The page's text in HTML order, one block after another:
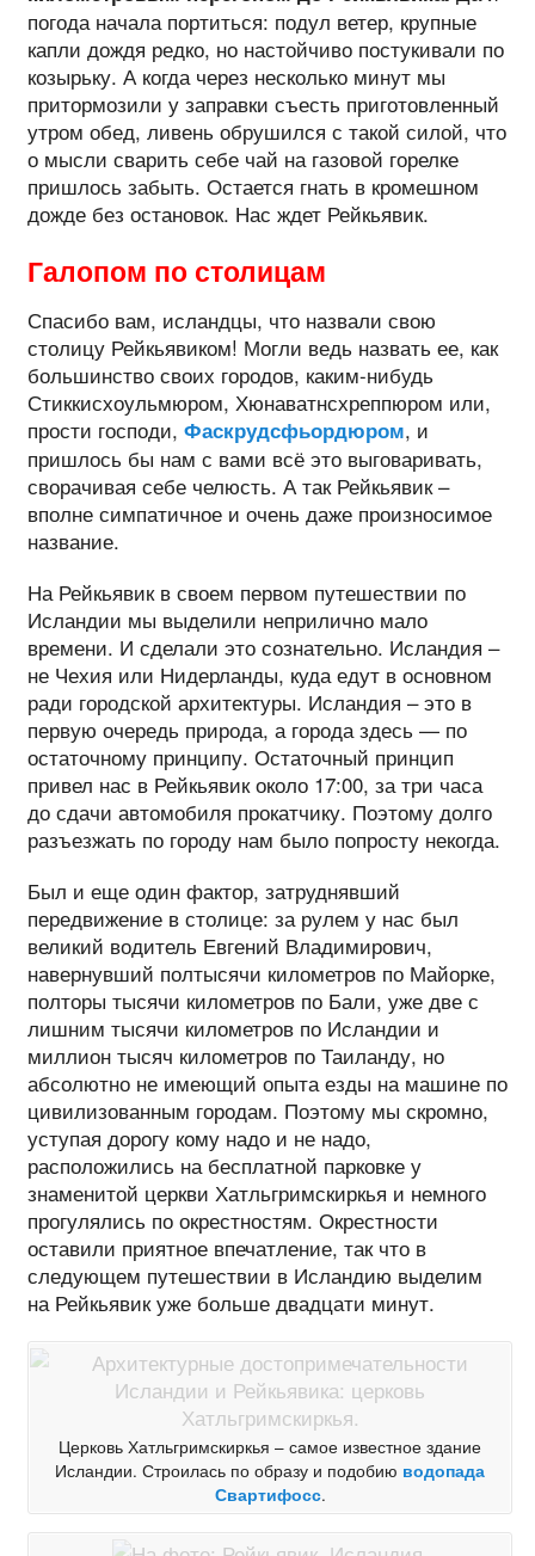
погода начала портиться: подул ветер, крупные
капли дождя редко, но настойчиво постукивали по
козырьку. А когда через несколько минут мы
притормозили у заправки съесть приготовленный
утром обед, ливень обрушился с такой силой, что
о мысли сварить себе чай на газовой горелке
пришлось забыть. Остается гнать в кромешном
дожде без остановок. Нас ждет Рейкьявик.
Галопом по столицам
Спасибо вам, исландцы, что назвали свою
столицу Рейкьявиком! Могли ведь назвать ее, как
большинство своих городов, каким-нибудь
Стиккисхоульмюром, Хюнаватнсхреппюром или,
прости господи, Фаскрудсфьордюром, и
пришлось бы нам с вами всё это выговаривать,
сворачивая себе челюсть. А так Рейкьявик –
вполне симпатичное и очень даже произносимое
название.
На Рейкьявик в своем первом путешествии по
Исландии мы выделили неприлично мало
времени. И сделали это сознательно. Исландия –
не Чехия или Нидерланды, куда едут в основном
ради городской архитектуры. Исландия – это в
первую очередь природа, а города здесь — по
остаточному принципу. Остаточный принцип
привел нас в Рейкьявик около 17:00, за три часа
до сдачи автомобиля прокатчику. Поэтому долго
разъезжать по городу нам было попросту некогда.
Был и еще один фактор, затруднявший
передвижение в столице: за рулем у нас был
великий водитель Евгений Владимирович,
навернувший полтысячи километров по Майорке,
полторы тысячи километров по Бали, уже две с
лишним тысячи километров по Исландии и
миллион тысяч километров по Таиланду, но
абсолютно не имеющий опыта езды на машине по
цивилизованным городам. Поэтому мы скромно,
уступая дорогу кому надо и не надо,
расположились на бесплатной парковке у
знаменитой церкви Хатльгримскиркья и немного
прогулялись по окрестностям. Окрестности
оставили приятное впечатление, так что в
следующем путешествии в Исландию выделим
на Рейкьявик уже больше двадцати минут.
Церковь Хатльгримскиркья – самое известное здание
Исландии. Строилась по образу и подобию водопада
Свартифосс.